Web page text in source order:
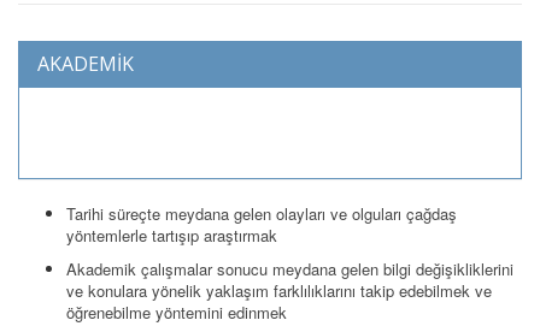
AKADEMİK
Tarihi süreçte meydana gelen olayları ve olguları çağdaş
yöntemlerle tartışıp araştırmak
Akademik çalışmalar sonucu meydana gelen bilgi değişikliklerini
ve konulara yönelik yaklaşım farklılıklarını takip edebilmek ve
öğrenebilme yöntemini edinmek